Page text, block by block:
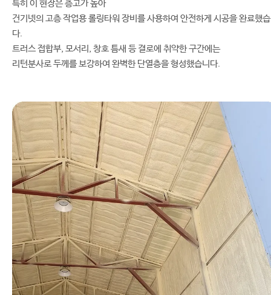
특히 이 현장은 층고가 높아
건기넷의 고층 작업용 롤링타워 장비를 사용하여 안전하게 시공을 완료했
다.
트러스 접합부, 모서리, 창호 틈새 등 결로에 취약한 구간에는
리턴분사로 두께를 보강하여 완벽한 단열층을 형성했습니다.